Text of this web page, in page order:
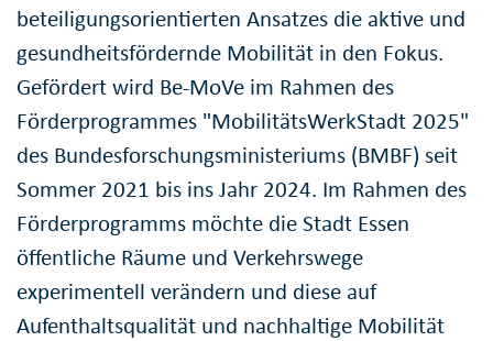
beteiligungsorientierten Ansatzes die aktive und
gesundheitsfördernde Mobilität in den Fokus.
Gefördert wird Be-MoVe im Rahmen des
Förderprogrammes "MobilitätsWerkStadt 2025"
des Bundesforschungsministeriums (BMBF) seit
Sommer 2021 bis ins Jahr 2024. Im Rahmen des
Förderprogramms möchte die Stadt Essen
öffentliche Räume und Verkehrswege
experimentell verändern und diese auf
Aufenthaltsqualität und nachhaltige Mobilität